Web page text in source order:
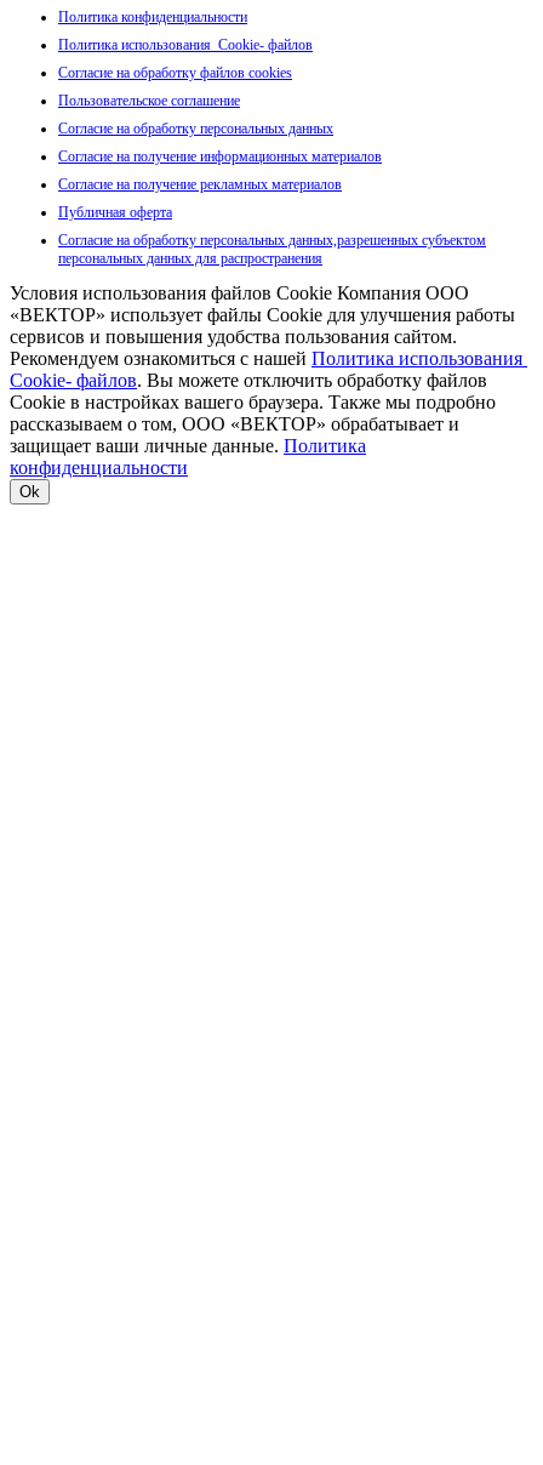
Политика конфиденциальности
Политика использования Cookie- файлов
Согласие на обработку файлов cookies
Пользовательское соглашение
Согласие на обработку персональных данных
Согласие на получение информационных материалов
Согласие на получение рекламных материалов
Публичная оферта
Согласие на обработку персональных данных,разрешенных субъектом
персональных данных для распространения
Условия использования файлов Cookie Компания ООО
«ВЕКТОР» использует файлы Cookie для улучшения работы
сервисов и повышения удобства пользования сайтом.
Рекомендуем ознакомиться с нашей Политика использования
Cookie- файлов. Вы можете отключить обработку файлов
Cookie в настройках вашего браузера. Также мы подробно
рассказываем о том, ООО «ВЕКТОР» обрабатывает и
защищает ваши личные данные. Политика
конфиденциальности
Ok